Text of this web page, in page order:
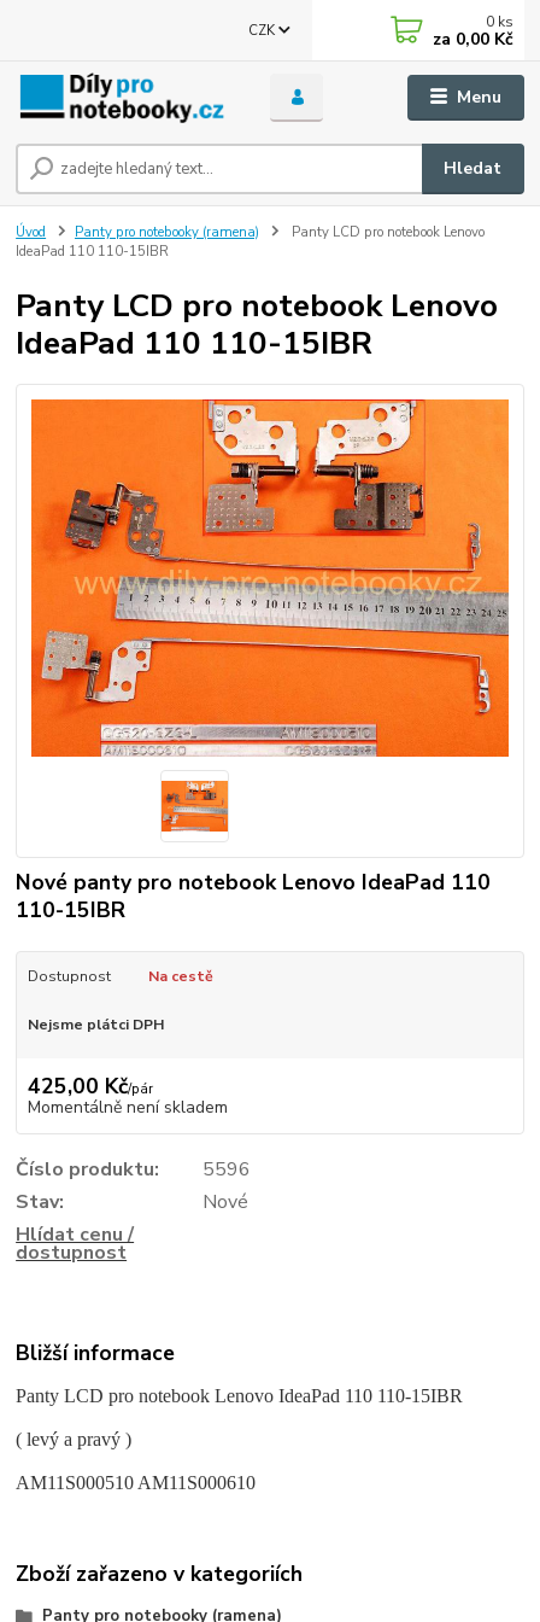
Menu
CZK
Hledat
0 ks
za 0,00 Kč
Úvod Panty pro notebooky (ramena)
Panty LCD pro notebook Lenovo
IdeaPad 110 110-15IBR
Panty LCD pro notebook Lenovo
IdeaPad 110 110-15IBR
Nové panty pro notebook Lenovo IdeaPad 110
110-15IBR
Dostupnost Na cestě
Nejsme plátci DPH
425,00 Kč/pár
Momentálně není skladem
Číslo produktu:
5596
Stav:
Nové
Hlídat cenu /
dostupnost
Bližší informace
Panty LCD pro notebook Lenovo IdeaPad 110 110-15IBR
( levý a pravý )
AM11S000510 AM11S000610
Zboží zařazeno v kategoriích
Panty pro notebooky (ramena)